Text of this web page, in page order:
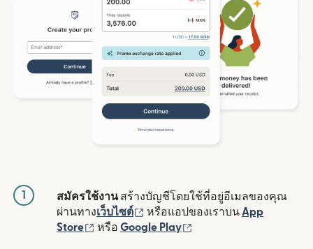
1 สมัครใช้งานสร้างบัญชีโดยใช้ที่อยู่อีเมลของคุณ
ผ่านทางเว็บไซต์ (เปิดในหน้าต่างใหม่)
หรือแอปของเราบน App
Store
(เปิดในหน้าต่างใหม่)
หรือ Google Play